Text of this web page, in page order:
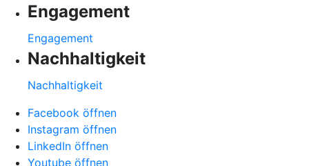
Engagement
Engagement
Nachhaltigkeit
Nachhaltigkeit
Facebook öffnen
Instagram öffnen
LinkedIn öffnen
Youtube öffnen